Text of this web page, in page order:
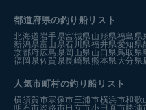
都道府県の釣り船リスト
北海道岩手県宮城県山形県福島県
新潟県富山県石川県福井県愛知県
京都府広島県岡山県山口県鳥取県
福岡県佐賀県長崎県熊本県大分県
人気市町村の釣り船リスト
横須賀市宗像市三浦市横浜市和歌